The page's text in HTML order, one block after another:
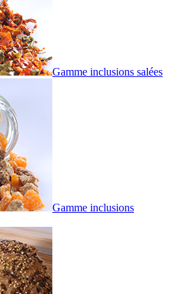
Gamme inclusions salées
Gamme inclusions